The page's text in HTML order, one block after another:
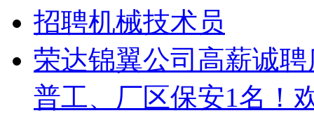
招聘机械技术员
荣达锦翼公司高薪诚
普工、厂区保安1名！